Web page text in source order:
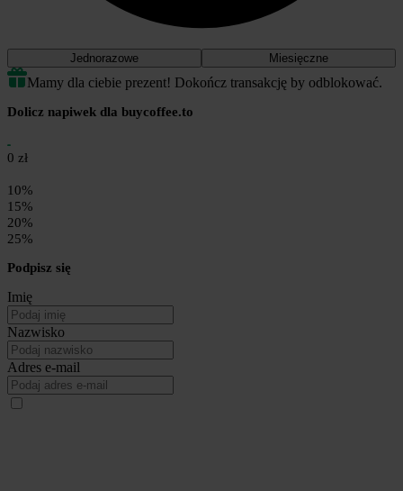
Jednorazowe Miesięczne
Mamy dla ciebie prezent! Dokończ transakcję by odblokować.
Dolicz napiwek dla buycoffee.to
0 zł
10%
15%
20%
25%
Podpisz się
Imię
Nazwisko
Adres e-mail